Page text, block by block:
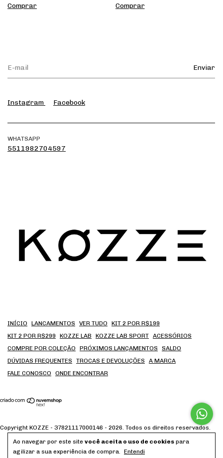
Ao navegar por este site você aceita o uso de cookies para
agilizar a sua experiência de compra. Entendi
Instagram Facebook
WHATSAPP
5511982704597
INÍCIO LANCAMENTOS VER TUDO
KIT 2 POR R$199
KIT 2 POR R$299
KOZZE LAB KOZZE LAB SPORT ACESSÓRIOS
COMPRE POR COLEÇÃO
PRÓXIMOS LANÇAMENTOS
SALDO
DÚVIDAS FREQUENTES
TROCAS E DEVOLUÇÕES
A MARCA
FALE CONOSCO
ONDE ENCONTRAR
Copyright KOZZE - 37821117000146 - 2026. Todos os direitos reservados.